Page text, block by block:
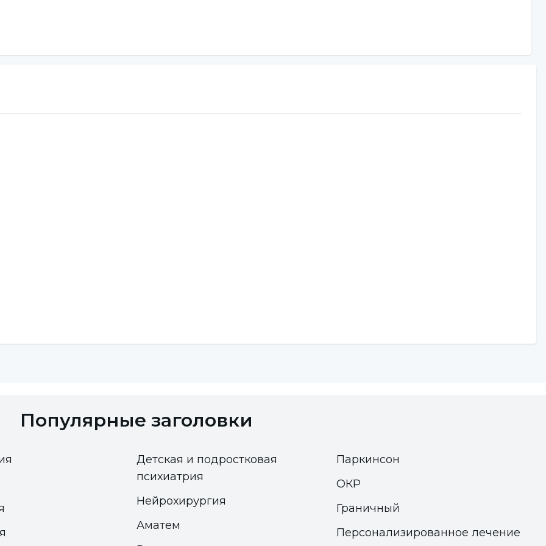
внутрисуставные инъекции,
имеет определенный срок службы, через
в таких случаях необходима новая
делать операцию по протезированию, за
Популярные заголовки
Детская и подростковая
психиатрия
Нейрохирургия
Аматем
Паркинсон
ОКР
Граничный
Персонализированное лечение